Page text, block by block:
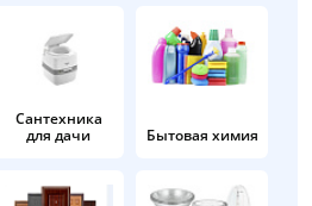
Сантехника
для дачи
Бытовая химия